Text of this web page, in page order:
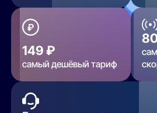
149 ₽
самый дешёвый тариф